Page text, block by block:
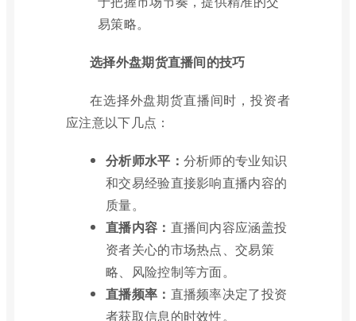
易策略。
选择外盘期货直播间的技巧
在选择外盘期货直播间时，投资者
应注意以下几点：
分析师水平： 分析师的专业知识
和交易经验直接影响直播内容的
质量。
直播内容： 直播间内容应涵盖投
资者关心的市场热点、交易策
略、风险控制等方面。
直播频率： 直播频率决定了投资
者获取信息的时效性。